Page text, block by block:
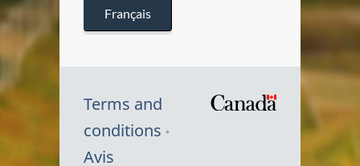
Français
Terms and
conditions
Avis
Symbole